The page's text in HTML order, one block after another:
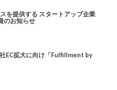
を提供する スタートアップ企業
のお知らせ
EC拡大に向け「Fulfillment by